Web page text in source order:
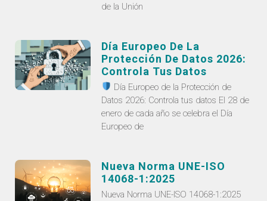
de la Unión
Día Europeo De La
Protección De Datos 2026:
Controla Tus Datos
Día Europeo de la Protección de
Datos 2026: Controla tus datos El 28 de
enero de cada año se celebra el Día
Europeo de
Nueva Norma UNE-ISO
14068-1:2025
Nueva Norma UNE-ISO 14068-1:2025